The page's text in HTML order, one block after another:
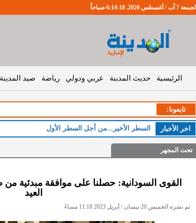
الجمعة 7 آب / أغسطس 2026. 6:14:19 صباحاً
الرئيسية حديث المدينة عربي ودولي رياضة صيد المدينة
تابعونا:
اخر اﻷخبار السطر الأخير...من أجل السطر الأول
تحت المجهر
القوى السودانية: حصلنا على موافقة مبدئية
العيد
تم نشره الخميس 20 نيسان / أبريل 2023 11:18 مساءً